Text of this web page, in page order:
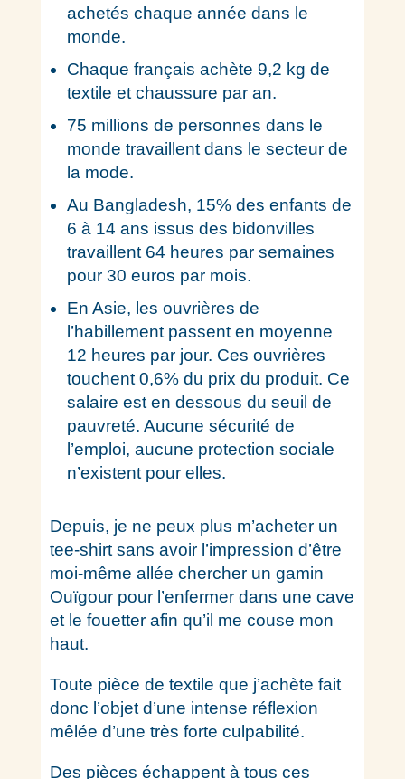
achetés chaque année dans le
monde.
Chaque français achète 9,2 kg de
textile et chaussure par an.
75 millions de personnes dans le
monde travaillent dans le secteur de
la mode.
Au Bangladesh, 15% des enfants de
6 à 14 ans issus des bidonvilles
travaillent 64 heures par semaines
pour 30 euros par mois.
En Asie, les ouvrières de
l’habillement passent en moyenne
12 heures par jour. Ces ouvrières
touchent 0,6% du prix du produit. Ce
salaire est en dessous du seuil de
pauvreté. Aucune sécurité de
l’emploi, aucune protection sociale
n’existent pour elles.
Depuis, je ne peux plus m’acheter un
tee-shirt sans avoir l’impression d’être
moi-même allée chercher un gamin
Ouïgour pour l’enfermer dans une cave
et le fouetter afin qu’il me couse mon
haut.
Toute pièce de textile que j’achète fait
donc l’objet d’une intense réflexion
mêlée d’une très forte culpabilité.
Des pièces échappent à tous ces